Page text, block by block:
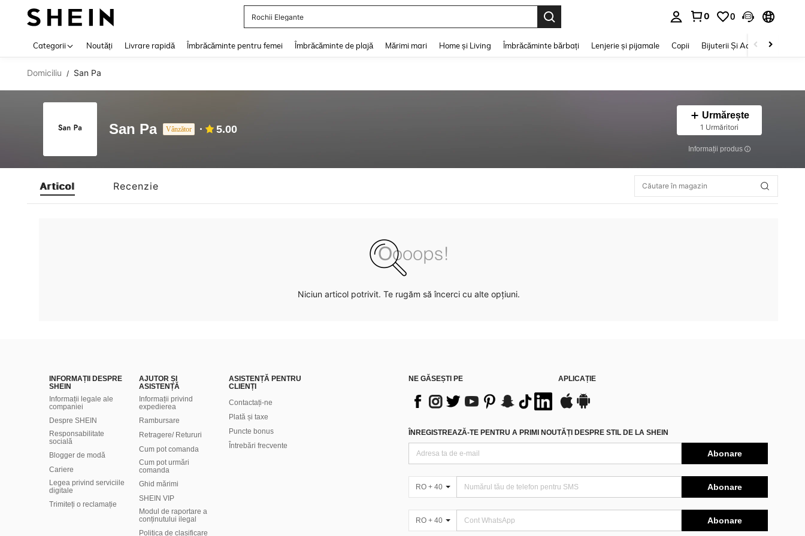
Rochii Elegante
0 0
Categorii Noutăți Livrare rapidă Îmbrăcăminte pentru femei Îmbrăcăminte de plajă Mărimi mari Home și Living Îmbrăcăminte bărbați Lenjerie și pijamale Copii Bijuterii Și Accesorii
Domiciliu / San Pa
San Pa Vânzător 5.00
Urmărește
1 Urmăritori
Informații produs
Articol Recenzie
Niciun articol potrivit. Te rugăm să încerci cu alte opțiuni.
INFORMAȚII DESPRE
SHEIN
Informații legale ale
companiei
Despre SHEIN
Responsabilitate
socială
Blogger de modă
Cariere
Legea privind serviciile
digitale
Trimiteți o reclamație
AJUTOR ȘI
ASISTENȚĂ
Informații privind
expedierea
Rambursare
Retragere/ Retururi
Cum pot comanda
Cum pot urmări
comanda
Ghid mărimi
SHEIN VIP
Modul de raportare a
conținutului ilegal
Politica de clasificare
ASISTENȚĂ PENTRU
CLIENȚI
Contactați-ne
Plată și taxe
Puncte bonus
Întrebări frecvente
NE GĂSEȘTI PE APLICAȚIE
ÎNREGISTREAZĂ-TE PENTRU A PRIMI NOUTĂȚI DESPRE STIL DE LA SHEIN
Abonare
RO + 40 Abonare
RO + 40 Abonare